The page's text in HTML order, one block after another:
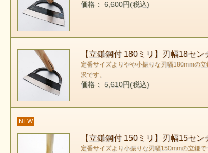
価格： 6,600円(税込)
【立鎌鋼付 180ミリ】刃幅18セ
定番サイズよりやや小振りな刃幅180mmの
沢です。
価格： 5,610円(税込)
NEW
【立鎌鋼付 150ミリ】刃幅15セ
定番サイズより小振りな刃幅150mmの立鎌